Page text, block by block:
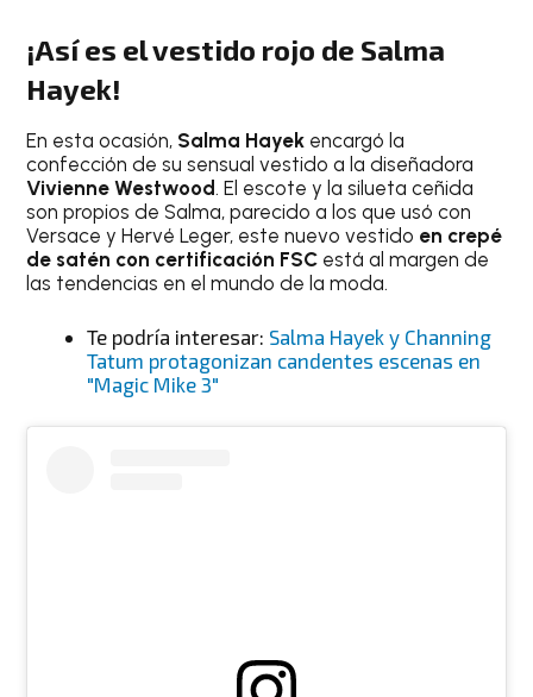
¡Así es el vestido rojo de Salma
Hayek!
En esta ocasión, Salma Hayek encargó la
confección de su sensual vestido a la diseñadora
Vivienne Westwood. El escote y la silueta ceñida
son propios de Salma, parecido a los que usó con
Versace y Hervé Leger, este nuevo vestido en crepé
de satén con certificación FSC está al margen de
las tendencias en el mundo de la moda.
Te podría interesar: Salma Hayek y Channing
Tatum protagonizan candentes escenas en
"Magic Mike 3"